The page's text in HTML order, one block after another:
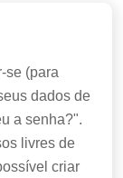
se (para
dados de
a senha?".
livres de
criar